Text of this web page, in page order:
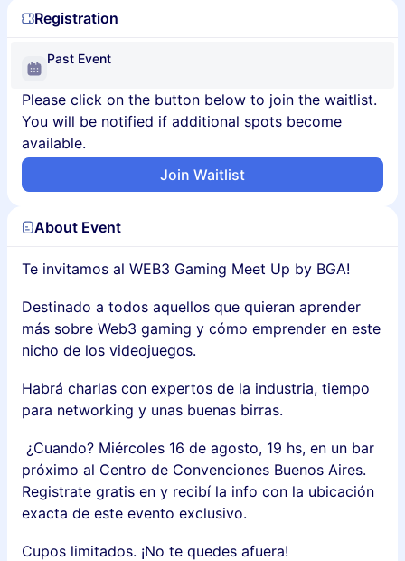
Registration
Past Event
Please click on the button below to join the waitlist.
You will be notified if additional spots become
available.
Join Waitlist
About Event
Te invitamos al WEB3 Gaming Meet Up by BGA!
Destinado a todos aquellos que quieran aprender
más sobre Web3 gaming y cómo emprender en este
nicho de los videojuegos.
Habrá charlas con expertos de la industria, tiempo
para networking y unas buenas birras.
¿Cuando? Miércoles 16 de agosto, 19 hs, en un bar
próximo al Centro de Convenciones Buenos Aires.
Registrate gratis en y recibí la info con la ubicación
exacta de este evento exclusivo.
Cupos limitados. ¡No te quedes afuera!